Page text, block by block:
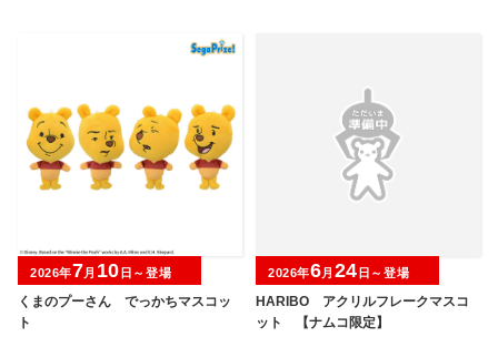
くまのプーさん でっかちマスコッ
ト
2026年7月 10 日～登場
HARIBO アクリルフレークマスコ
ット 【ナムコ限定】
2026年6月 24 日～登場